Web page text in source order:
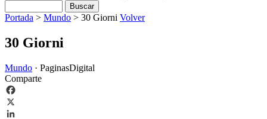
Portada > Mundo > 30 Giorni Volver
30 Giorni
Mundo · PaginasDigital
Comparte
Facebook
X